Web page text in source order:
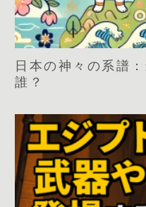
日本の神々の系譜
誰？